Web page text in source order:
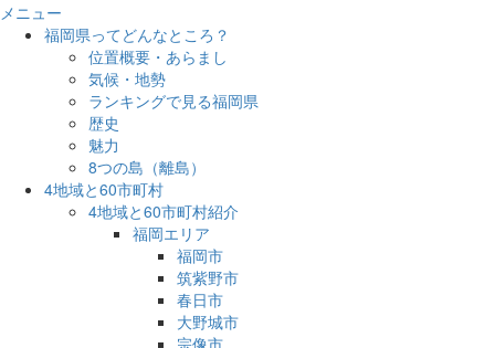
メニュー
福岡県ってどんなところ？
位置概要・あらまし
気候・地勢
ランキングで見る福岡県
歴史
魅力
8つの島（離島）
4地域と60市町村
4地域と60市町村紹介
福岡エリア
福岡市
筑紫野市
春日市
大野城市